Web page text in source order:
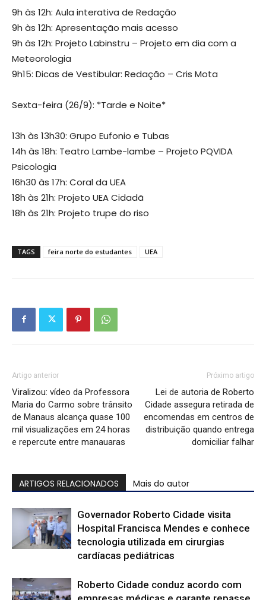
9h às 12h: Aula interativa de Redação
9h às 12h: Apresentação mais acesso
9h às 12h: Projeto Labinstru – Projeto em dia com a
Meteorologia
9h15: Dicas de Vestibular: Redação – Cris Mota
Sexta-feira (26/9): *Tarde e Noite*
13h às 13h30: Grupo Eufonio e Tubas
14h às 18h: Teatro Lambe-lambe – Projeto PQVIDA
Psicologia
16h30 às 17h: Coral da UEA
18h às 21h: Projeto UEA Cidadã
18h às 21h: Projeto trupe do riso
TAGS feira norte do estudantes UEA
Artigo anterior
Viralizou: vídeo da Professora
Maria do Carmo sobre trânsito
de Manaus alcança quase 100
mil visualizações em 24 horas
e repercute entre manauaras
Próximo artigo
Lei de autoria de Roberto
Cidade assegura retirada de
encomendas em centros de
distribuição quando entrega
domiciliar falhar
ARTIGOS RELACIONADOS Mais do autor
Governador Roberto Cidade visita
Hospital Francisca Mendes e conhece
tecnologia utilizada em cirurgias
cardíacas pediátricas
Roberto Cidade conduz acordo com